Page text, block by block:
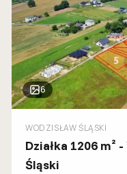
6
WODZISŁAW ŚLĄSKI
Działka 1206 m²
Śląski